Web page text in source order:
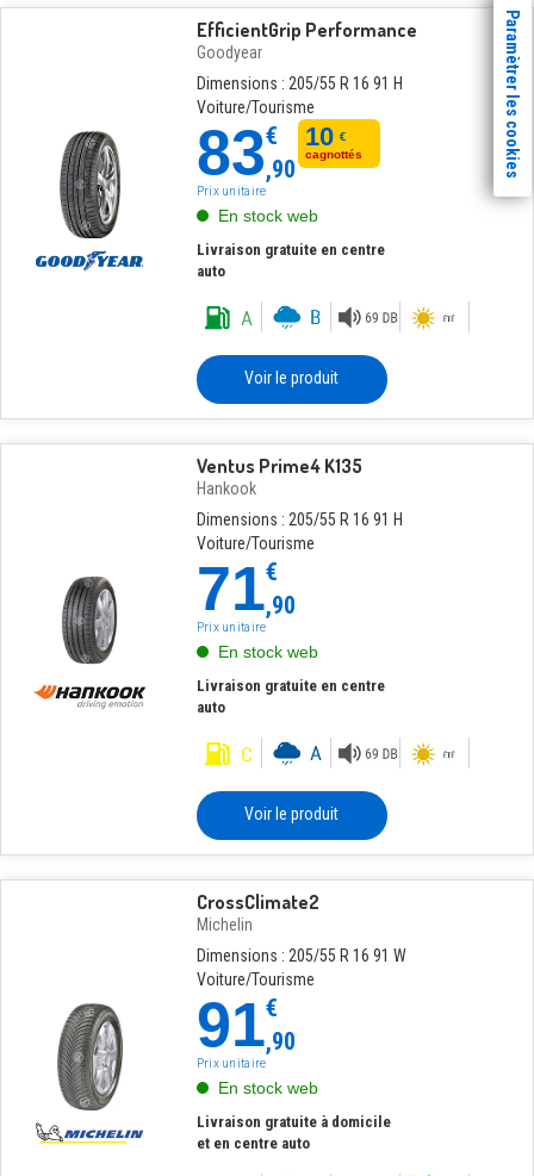
EfficientGrip Performance
Goodyear
Dimensions : 205/55 R 16 91 H
Voiture/Tourisme
83€
,90
10 €
cagnottés
Prix unitaire
En stock web
Livraison gratuite en centre
auto
Voir le produit
Ventus Prime4 K135
Hankook
Dimensions : 205/55 R 16 91 H
Voiture/Tourisme
71€
,90
Prix unitaire
En stock web
Livraison gratuite en centre
auto
Voir le produit
CrossClimate2
Michelin
Dimensions : 205/55 R 16 91 W
Voiture/Tourisme
91€
,90
Prix unitaire
En stock web
Livraison gratuite à domicile
et en centre auto
Paramètrer les cookies